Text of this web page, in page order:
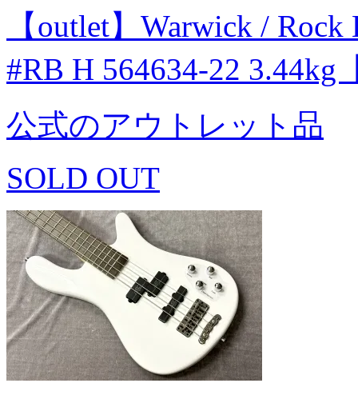
【outlet】Warwick /
#RB H 564634-22 3.44kg
公式のアウトレット品
SOLD OUT